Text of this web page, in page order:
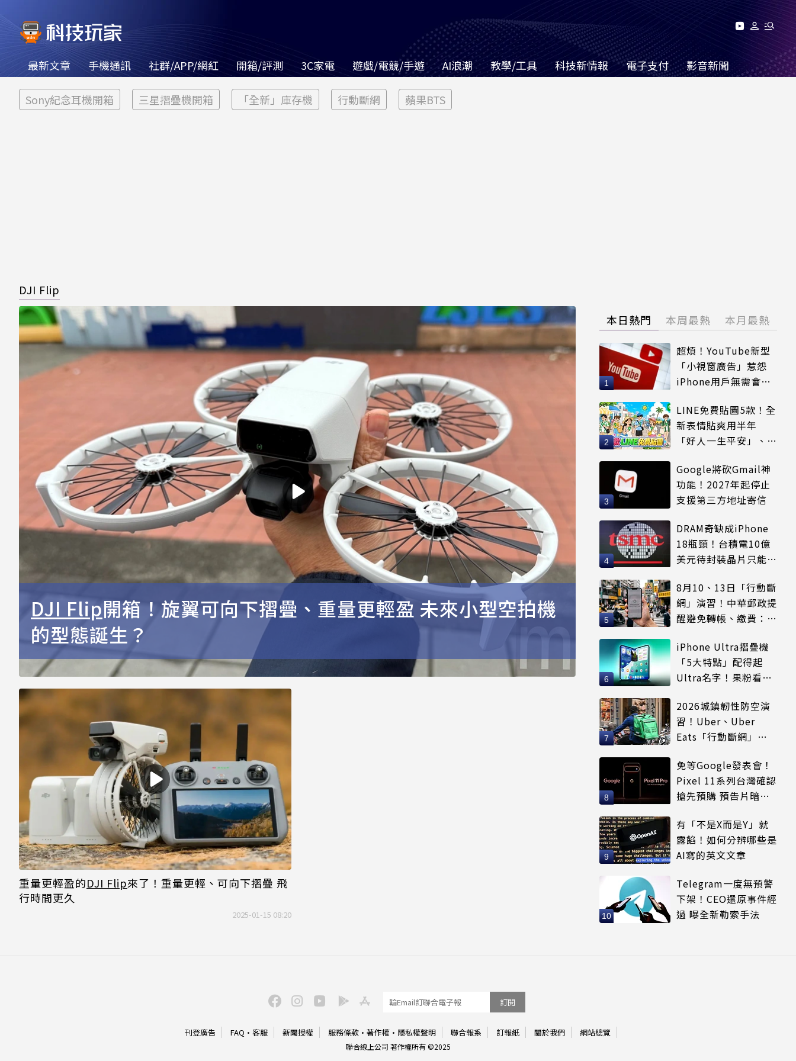
最新文章 手機通訊 社群/APP/網紅 開箱/評測 3C家電 遊戲/電競/手遊 AI浪潮 教學/工具 科技新情報 電子支付 影音新聞
Sony紀念耳機開箱 三星摺疊機開箱 「全新」庫存機 行動斷網 蘋果BTS
DJI Flip
DJI Flip開箱！旋翼可向下摺疊、重量更輕盈 未來小型空拍機
的型態誕生？
重量更輕盈的DJI Flip來了！重量更輕、可向下摺疊 飛
行時間更久
2025-01-15 08:20
本日熱門 本周最熱 本月最熱
超煩！YouTube新型
「小視窗廣告」惹怨
iPhone用戶無需會員
LINE免費貼圖5款！全
新表情貼爽用半年
「好人一生平安」、
Google將砍Gmail神
功能！2027年起停止
支援第三方地址寄信
DRAM奇缺成iPhone
18瓶頸！台積電10億
美元待封裝晶片只能枯
8月10、13日「行動斷
網」演習！中華郵政提
醒避免轉帳、繳費：務
iPhone Ultra摺疊機
「5大特點」配得起
Ultra名字！果粉看完
2026城鎮韌性防空演
習！Uber、Uber
Eats「行動斷網」注
免等Google發表會！
Pixel 11系列台灣確認
搶先預購 預告片暗示
有「不是X而是Y」就
露餡！如何分辨哪些是
AI寫的英文文章
Telegram一度無預警
下架！CEO還原事件經
過 曝全新勒索手法
訂閱
刊登廣告 FAQ · 客服 新聞授權 服務條款 · 著作權 · 隱私權聲明 聯合報系 訂報紙 關於我們 網站總覽
聯合線上公司 著作權所有 ©2025